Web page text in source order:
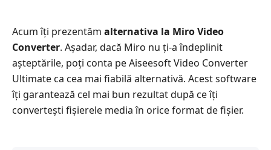
Acum îți prezentăm alternativa la Miro Video
Converter. Așadar, dacă Miro nu ți-a îndeplinit
așteptările, poți conta pe Aiseesoft Video Converter
Ultimate ca cea mai fiabilă alternativă. Acest software
îți garantează cel mai bun rezultat după ce îți
convertești fișierele media în orice format de fișier.